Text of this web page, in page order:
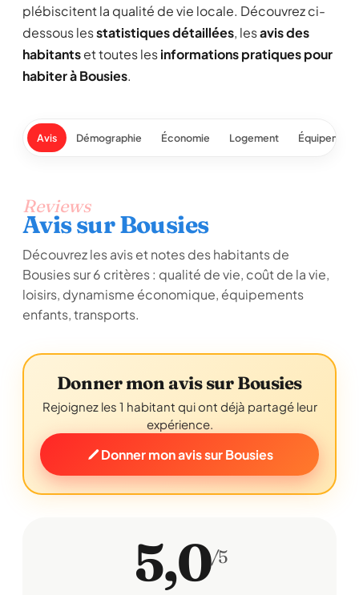
plébiscitent la qualité de vie locale. Découvrez ci-
dessous lesstatistiques détaillées, lesavis des
habitantset toutes lesinformations pratiques pour
habiter à Bousies.
Avis Démographie Économie Logement
Reviews
Avis sur Bousies
Découvrez les avis et notes des habitants de
Bousies sur 6 critères : qualité de vie, coût de la vie,
loisirs, dynamisme économique, équipements
enfants, transports.
Donner mon avis sur Bousies
Rejoignez les 1 habitant qui ont déjà partagé leur
expérience.
Donner mon avis sur Bousies
5,0/5